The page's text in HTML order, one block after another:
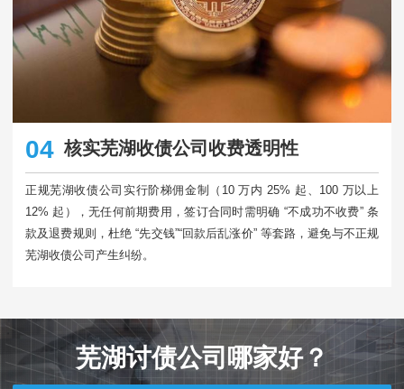
04 核实芜湖收债公司收费透明性
正规芜湖收债公司实行阶梯佣金制（10 万内 25% 起、100 万以上
12% 起），无任何前期费用，签订合同时需明确 “不成功不收费” 条
款及退费规则，杜绝 “先交钱”“回款后乱涨价” 等套路，避免与不正规
芜湖收债公司产生纠纷。​
芜湖讨债公司哪家好？